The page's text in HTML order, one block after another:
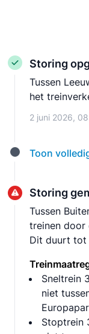
Storing
Tussen
het
2 juni 2026,
Toon
Storing
Tussen
treinen door
Dit duurt tot
Sneltrein
niet
Stoptrein